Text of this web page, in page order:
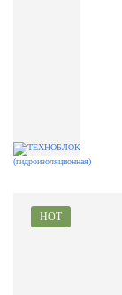
(гидроизоляционная)
HOT